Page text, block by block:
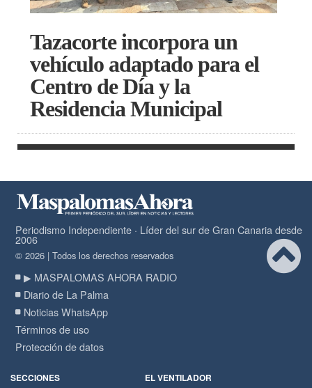
Tazacorte incorpora un
vehículo adaptado para el
Centro de Día y la
Residencia Municipal
Periodismo Independiente · Líder del sur de Gran Canaria desde
2006
© 2026 | Todos los derechos reservados
▶ MASPALOMAS AHORA RADIO
Diario de La Palma
Noticias WhatsApp
Términos de uso
Protección de datos
SECCIONES EL VENTILADOR